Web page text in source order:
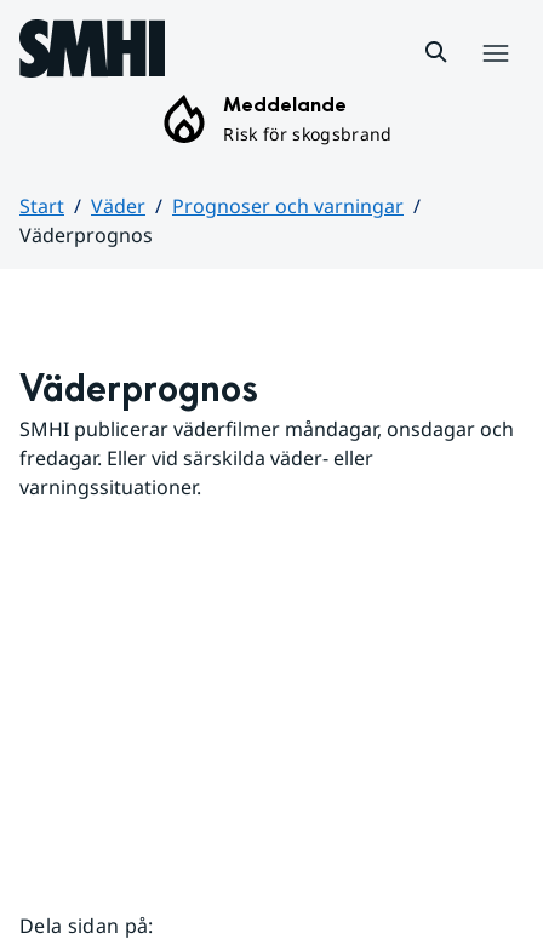
Hoppa till sidans innehåll
Meddelande
Risk för skogsbrand
Start Väder
Prognoser och varningar
Väderprognos
Väderprognos
SMHI publicerar väderfilmer måndagar, onsdagar och
fredagar. Eller vid särskilda väder- eller
varningssituationer.
Dela sidan på: